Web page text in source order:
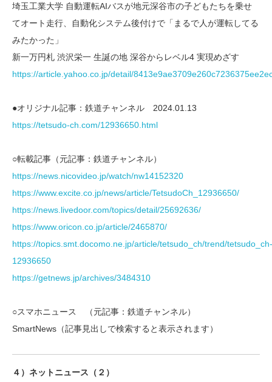
埼玉工業大学 自動運転AIバスが地元深谷市の子どもたちを乗せ
てオート走行、自動化システム後付けで「まるで人が運転してる
みたかった」
新一万円札 渋沢栄一 生誕の地 深谷からレベル4 実現めざす
https://article.yahoo.co.jp/detail/
●オリジナル記事：鉄道チャンネル 2024.01.13
https://tetsudo-ch.com/12936650.html
○転載記事（元記事：鉄道チャンネル）
https://news.nicovideo.jp/watch/nw14152320
https://www.excite.co.jp/news/article/TetsudoCh_12936650/
https://news.livedoor.com/topics/detail/25692636/
https://www.oricon.co.jp/article/2465870/
https://topics.smt.docomo.ne.jp/article/tetsudo_ch/trend/tetsudo_ch-
12936650
https://getnews.jp/archives/3484310
○スマホニュース （元記事：鉄道チャンネル）
SmartNews（記事見出しで検索すると表示されます）
４）ネットニュース（２）